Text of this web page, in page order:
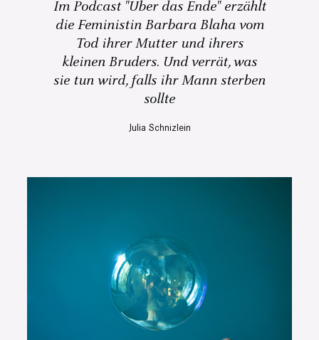
Im Podcast "Über das Ende" erzählt
die Feministin Barbara Blaha vom
Tod ihrer Mutter und ihrers
kleinen Bruders. Und verrät, was
sie tun wird, falls ihr Mann sterben
sollte
Julia Schnizlein